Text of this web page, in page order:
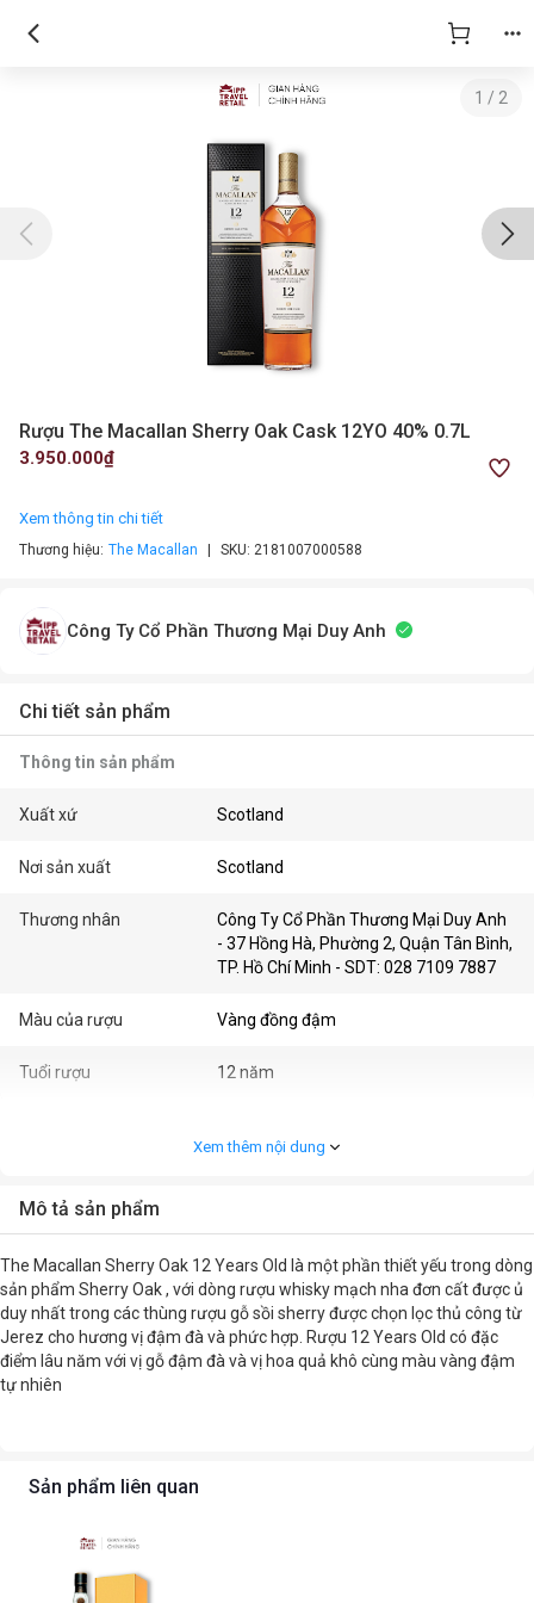
1 / 2
Rượu The Macallan Sherry Oak Cask 12YO 40% 0.7L
3.950.000₫
Xem thông tin chi tiết
Thương hiệu: The Macallan SKU: 2181007000588
Công Ty Cổ Phần Thương Mại Duy Anh
Chi tiết sản phẩm
Thông tin sản phẩm
Xuất xứ Scotland
Nơi sản xuất Scotland
Thương nhân
Công Ty Cổ Phần Thương Mại Duy Anh
- 37 Hồng Hà, Phường 2, Quận Tân Bình,
TP. Hồ Chí Minh - SDT: 028 7109 7887
Màu của rượu Vàng đồng đậm
Tuổi rượu 12 năm
Thành phần
Sản phẩm được sản xuất từ lên men
Hướng dẫn bảo quản
Bảo quản nơi khô ráo, thoáng mát,
tránh ánh sáng mặt trời.
Hướng dẫn sử dụng
Xem thêm nội dung
Mô tả sản phẩm
The Macallan Sherry Oak 12 Years Old là một phần thiết yếu trong dòng
sản phẩm Sherry Oak , với dòng rượu whisky mạch nha đơn cất được ủ
duy nhất trong các thùng rượu gỗ sồi sherry được chọn lọc thủ công từ
Jerez cho hương vị đậm đà và phức hợp. Rượu 12 Years Old có đặc
điểm lâu năm với vị gỗ đậm đà và vị hoa quả khô cùng màu vàng đậm
tự nhiên
Sản phẩm liên quan